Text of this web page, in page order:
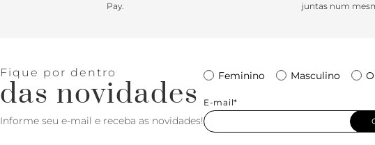
Pay.
juntas num
Fique por dentro
das novidades
Informe seu e-mail e receba as novidades!
Feminino Masculino
E-mail*